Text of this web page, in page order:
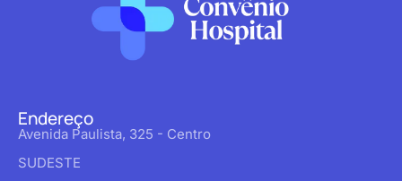
Endereço
Avenida Paulista, 325 - Centro
SUDESTE